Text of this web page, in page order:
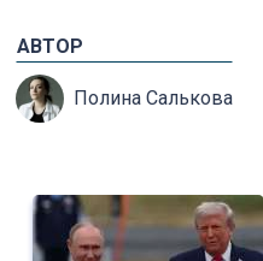
АВТОР
Полина Салькова